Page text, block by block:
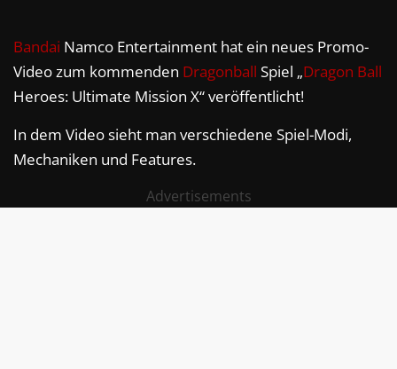
Bandai Namco Entertainment hat ein neues Promo-
Video zum kommenden Dragonball Spiel „Dragon Ball
Heroes: Ultimate Mission X“ veröffentlicht!
In dem Video sieht man verschiedene Spiel-Modi,
Mechaniken und Features.
Advertisements